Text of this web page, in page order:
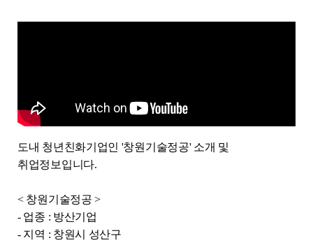
도내 청년친화기업인 '창원기술정공' 소개 및
취업정보입니다.
< 창원기술정공 >
- 업종 : 방산기업
- 지역 : 창원시 성산구